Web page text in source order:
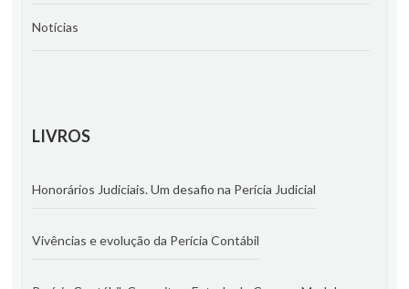
Notícias
LIVROS
Honorários Judiciais. Um desafio na Perícia Judicial
Vivências e evolução da Perícia Contábil